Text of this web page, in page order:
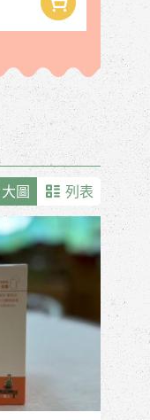
大圖 列表